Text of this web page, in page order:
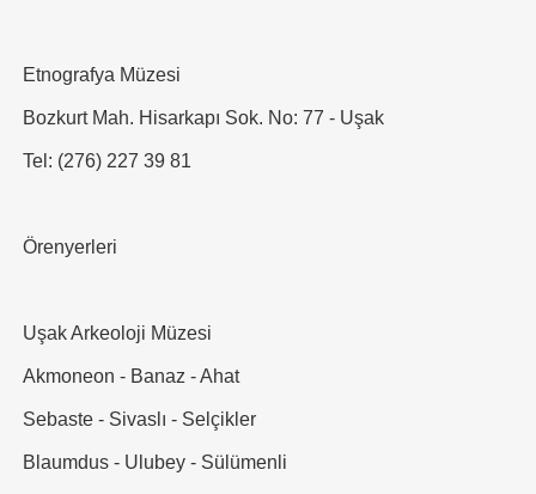
Etnografya Müzesi
Bozkurt Mah. Hisarkapı Sok. No: 77 - Uşak
Tel: (276) 227 39 81
Örenyerleri
Uşak Arkeoloji Müzesi
Akmoneon - Banaz - Ahat
Sebaste - Sivaslı - Selçikler
Blaumdus - Ulubey - Sülümenli